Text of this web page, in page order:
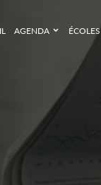
AGENDA ÉCOLES